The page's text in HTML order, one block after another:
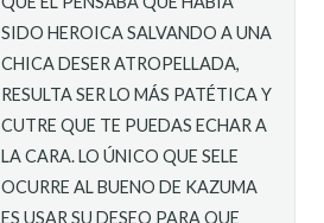
SIDO HEROICA SALVANDO A UNA
CHICA DESER ATROPELLADA,
RESULTA SER LO MÁS PATÉTICA Y
CUTRE QUE TE PUEDAS ECHAR A
LA CARA. LO ÚNICO QUE SELE
OCURRE AL BUENO DE KAZUMA
ES USAR SU DESEO PARA QUE